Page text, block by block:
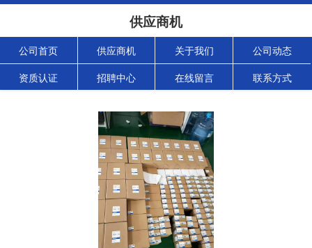
供应商机
公司首页 供应商机 关于我们 公司动态
资质认证 招聘中心 在线留言 联系方式